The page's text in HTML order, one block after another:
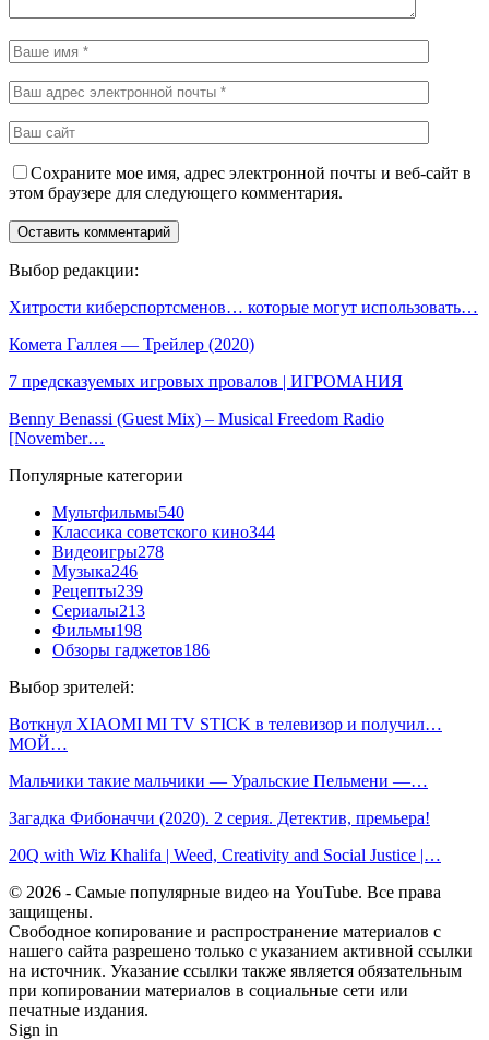
Сохраните мое имя, адрес электронной почты и веб-сайт в
этом браузере для следующего комментария.
Выбор редакции:
Хитрости киберспортсменов… которые могут использовать…
Комета Галлея — Трейлер (2020)
7 предсказуемых игровых провалов | ИГРОМАНИЯ
Benny Benassi (Guest Mix) – Musical Freedom Radio
[November…
Популярные категории
Мультфильмы540
Классика советского кино344
Видеоигры278
Музыка246
Рецепты239
Сериалы213
Фильмы198
Обзоры гаджетов186
Выбор зрителей:
Воткнул XIAOMI MI TV STICK в телевизор и получил…
МОЙ…
Мальчики такие мальчики — Уральские Пельмени —…
Загадка Фибоначчи (2020). 2 серия. Детектив, премьера!
20Q with Wiz Khalifa | Weed, Creativity and Social Justice |…
© 2026 - Самые популярные видео на YouTube. Все права
защищены.
Свободное копирование и распространение материалов с
нашего сайта разрешено только с указанием активной ссылки
на источник. Указание ссылки также является обязательным
при копировании материалов в социальные сети или
печатные издания.
Sign in